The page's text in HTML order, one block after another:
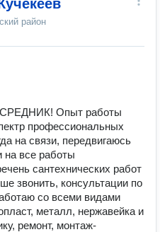
район
Опыт работы
профессиональных
на связи, передвигаюсь
на все работы
сантехнических работ
звонить, консультации по
со всеми видами
металл, нержавейка и
ремонт, монтаж-